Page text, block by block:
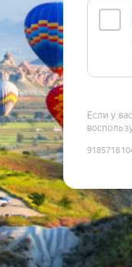
Если у